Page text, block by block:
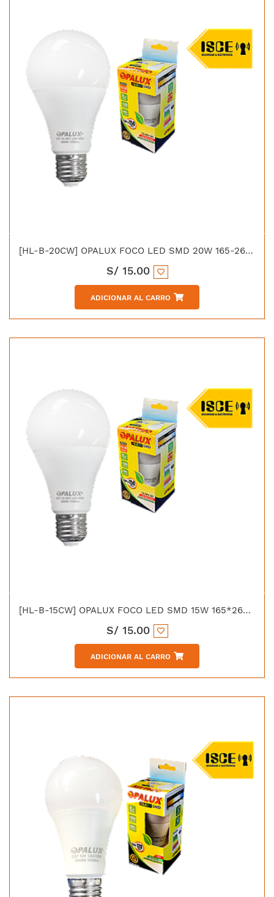
[HL-B-20CW] OPALUX FOCO LED SMD 20W 165-265VAC E-27 LUZ
S/ 15.00
ADICIONAR AL CARRO
[HL-B-15CW] OPALUX FOCO LED SMD 15W 165*265VAC E-27
S/ 15.00
ADICIONAR AL CARRO